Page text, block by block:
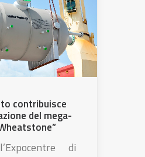
contribuisce
del mega-
di